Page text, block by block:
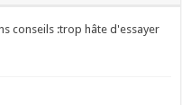
conseils :trop hâte d'essayer